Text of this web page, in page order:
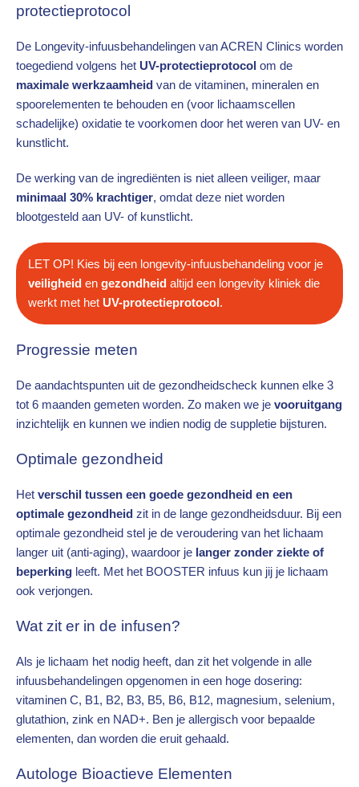
protectieprotocol
De Longevity-infuusbehandelingen van ACREN Clinics worden
toegediend volgens het UV-protectieprotocol om de
maximale werkzaamheid van de vitaminen, mineralen en
spoorelementen te behouden en (voor lichaamscellen
schadelijke) oxidatie te voorkomen door het weren van UV- en
kunstlicht.
De werking van de ingrediënten is niet alleen veiliger, maar
minimaal 30% krachtiger, omdat deze niet worden
blootgesteld aan UV- of kunstlicht.
LET OP! Kies bij een longevity-infuusbehandeling voor je
veiligheid en gezondheid altijd een longevity kliniek die
werkt met het UV-protectieprotocol.
Progressie meten
De aandachtspunten uit de gezondheidscheck kunnen elke 3
tot 6 maanden gemeten worden. Zo maken we je vooruitgang
inzichtelijk en kunnen we indien nodig de suppletie bijsturen.
Optimale gezondheid
Het verschil tussen een goede gezondheid en een
optimale gezondheid zit in de lange gezondheidsduur. Bij een
optimale gezondheid stel je de veroudering van het lichaam
langer uit (anti-aging), waardoor je langer zonder ziekte of
beperking leeft. Met het BOOSTER infuus kun jij je lichaam
ook verjongen.
Wat zit er in de infusen?
Als je lichaam het nodig heeft, dan zit het volgende in alle
infuusbehandelingen opgenomen in een hoge dosering:
vitaminen C, B1, B2, B3, B5, B6, B12, magnesium, selenium,
glutathion, zink en NAD+. Ben je allergisch voor bepaalde
elementen, dan worden die eruit gehaald.
Autologe Bioactieve Elementen